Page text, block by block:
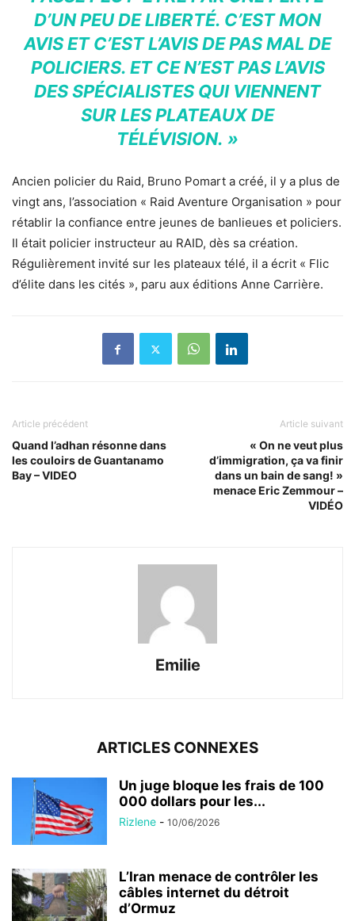
D’UN PEU DE LIBERTÉ. C’EST MON
AVIS ET C’EST L’AVIS DE PAS MAL DE
POLICIERS. ET CE N’EST PAS L’AVIS
DES SPÉCIALISTES QUI VIENNENT
SUR LES PLATEAUX DE
TÉLÉVISION. »
Ancien policier du Raid, Bruno Pomart a créé, il y a plus de
vingt ans, l’association « Raid Aventure Organisation » pour
rétablir la confiance entre jeunes de banlieues et policiers.
Il était policier instructeur au RAID, dès sa création.
Régulièrement invité sur les plateaux télé, il a écrit « Flic
d’élite dans les cités », paru aux éditions Anne Carrière.
Article précédent
Quand l’adhan résonne dans
les couloirs de Guantanamo
Bay – VIDEO
Article suivant
« On ne veut plus
d’immigration, ça va finir
dans un bain de sang! »
menace Eric Zemmour –
VIDÉO
Emilie
ARTICLES CONNEXES
Un juge bloque les frais de 100
000 dollars pour les...
Rizlene - 10/06/2026
L’Iran menace de contrôler les
câbles internet du détroit
d’Ormuz